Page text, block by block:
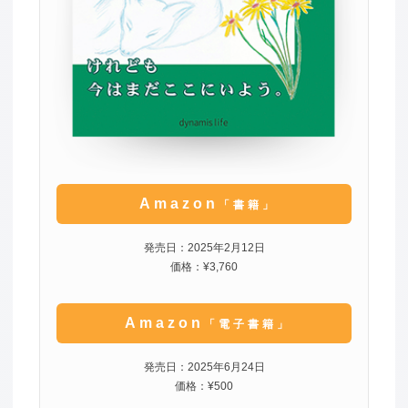
Amazon 「書籍」
発売日：2025年2月12日
価格：¥3,760
Amazon 「電子書籍」
発売日：2025年6月24日
価格：¥500